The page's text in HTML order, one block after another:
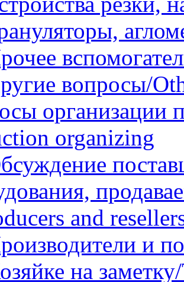
вопросы/
организации
organizing
and
и
на